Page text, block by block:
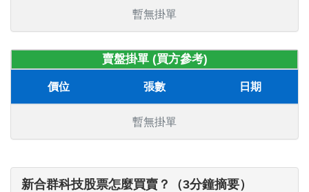
暫無掛單
賣盤掛單 (買方參考)
價位 張數 日期
暫無掛單
新合群科技股票怎麼買賣？（3分鐘摘要）